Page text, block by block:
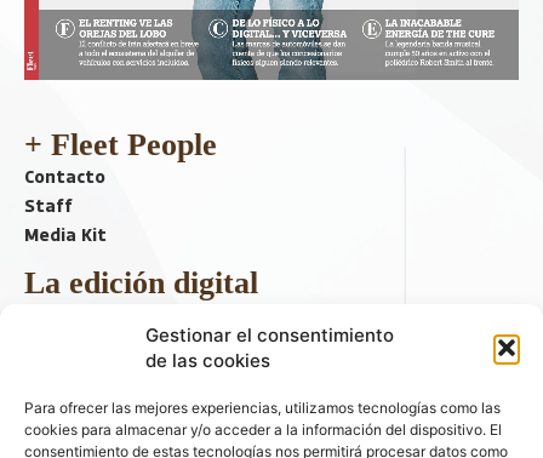
Gestionar el consentimiento
de las cookies
Para ofrecer las mejores experiencias, utilizamos tecnologías como las
cookies para almacenar y/o acceder a la información del dispositivo. El
consentimiento de estas tecnologías nos permitirá procesar datos como
+ Fleet People
Contacto
Staff
Media Kit
La edición digital
Descargar último ejemplar
ir a hemeroteca
+ Contenido en redes sociales